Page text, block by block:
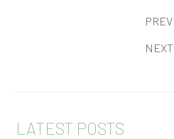
PREV
NEXT
LATEST POSTS